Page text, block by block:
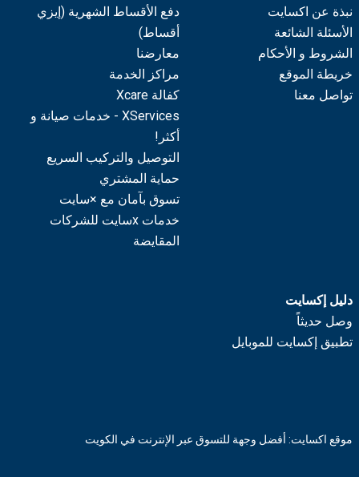
نبذة عن اكسايت
الأسئلة الشائعة
الشروط و الأحكام
خريطة الموقع
تواصل معنا
دفع الأقساط الشهرية (إيزي
أقساط)
معارضنا
مراكز الخدمة
كفالة Xcare
XServices - خدمات صيانة و
أكثر!
التوصيل والتركيب السريع
حماية المشتري
تسوق بآمان مع ×سايت
خدمات xسايت للشركات
المقايضة
دليل إكسايت
وصل حديثاً
تطبيق إكسايت للموبايل
موقع اكسايت: أفضل وجهة للتسوق عبر الإنترنت في الكويت